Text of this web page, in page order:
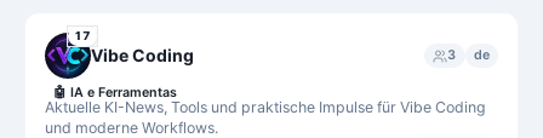
17
Vibe Coding 3 de
Aktuelle KI-News, Tools und praktische Impulse für Vibe Coding
und moderne Workflows.
🤖 IA e Ferramentas